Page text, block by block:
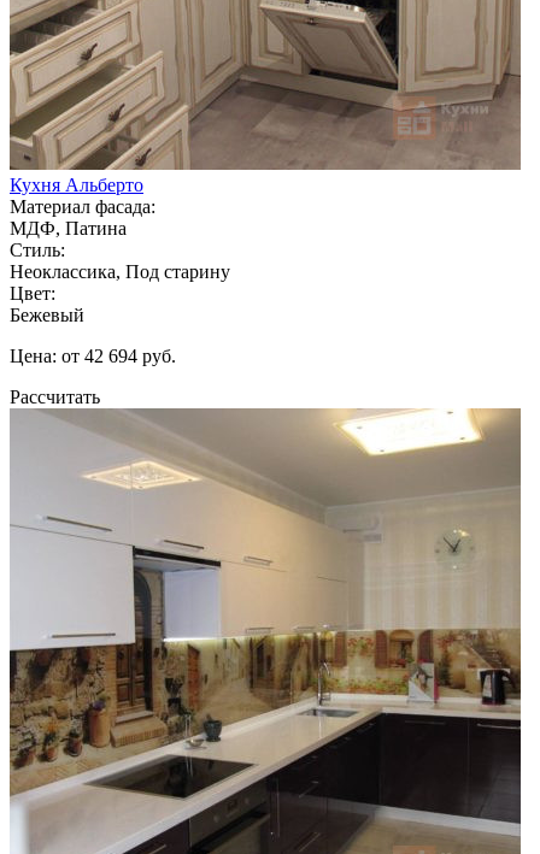
Кухня Альберто
Материал фасада:
МДФ, Патина
Стиль:
Неоклассика, Под старину
Цвет:
Бежевый
Цена: от 42 694 руб.
Рассчитать